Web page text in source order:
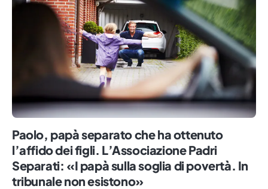
Paolo, papà separato che ha ottenuto
l’affido dei figli. L’Associazione Padri
Separati: «I papà sulla soglia di povertà. In
tribunale non esistono»